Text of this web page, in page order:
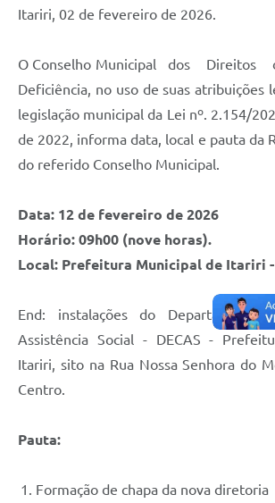
Itariri, 02 de fevereiro de 2026.
O Conselho Municipal dos Direitos
Deficiência, no uso de suas atribuições
legislação municipal da Lei nº. 2.154/
de 2022, informa data, local e pauta da
do referido Conselho Municipal.
Data: 12 de fevereiro de 2026
Horário: 09h00 (nove horas).
Local: Prefeitura Municipal de Itariri -
End: instalações do Departamento
Assistência Social - DECAS -
Itariri, sito na Rua Nossa Senhora do
Centro.
Pauta:
Formação de chapa da nova diretoria